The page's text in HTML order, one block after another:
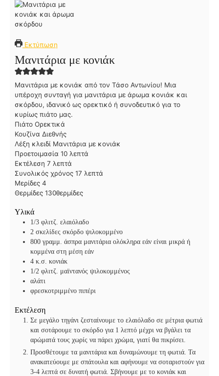
Εκτύπωση
Μανιτάρια με κονιάκ
Μανιτάρια με κονιάκ από τον Τάσο Αντωνίου! Μια
υπέροχη συνταγή για μανιτάρια με άρωμα κονιάκ και
σκόρδου, ιδανικό ως ορεκτικό ή συνοδευτικό για το
κυρίως πιάτο μας.
Πιάτο Ορεκτικά
Κουζίνα Διεθνής
Λέξη κλειδί Μανιτάρια με κονιάκ
Προετοιμασία 10λ
ε
π
ά
λεπτά
Εκτέλεση 7 λ
ε
τ
λεπτά
Συνολικός χρόνος 17 λ
π
λεπτά
Μερίδες 4
Θερμίδες 130θερμίδες
Υλικά
1/3 φλιτζ. ελαιόλαδο
2 σκελίδες σκόρδο ψιλοκομμένο
800 γραμμ. άσπρα μανιτάρια ολόκληρα εάν είναι μικρά ή
κομμένα στη μέση εάν
4 κ.σ. κονιάκ
1/2 φλιτζ. μαϊντανός ψιλοκομμένος
αλάτι
φρεσκοτριμμένο πιπέρι
Εκτέλεση
Σε μεγάλο τηγάνι ζεσταίνουμε το ελαιόλαδο σε μέτρια φωτιά
και σοτάρουμε το σκόρδο για 1 λεπτό μέχρι να βγάλει τα
αρώματά τους χωρίς να πάρει χρώμα, γιατί θα πικρίσει.
Προσθέτουμε τα μανιτάρια και δυναμώνουμε τη φωτιά. Τα
ανακατεύουμε με σπάτουλα και αφήνουμε να σοταριστούν για
3-4 λεπτά σε δυνατή φωτιά. Σβήνουμε με το κονιάκ και